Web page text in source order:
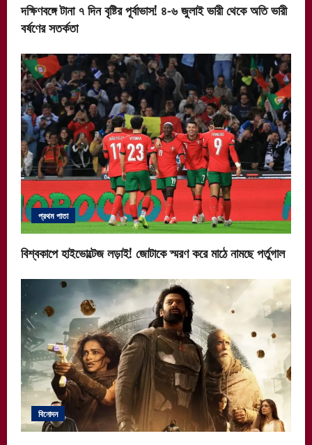
দক্ষিণবঙ্গে টানা ৭ দিন বৃষ্টির পূর্বাভাস! ৪-৬ জুলাই ভারী থেকে অতি ভারী
বর্ষণের সতর্কতা
প্রথম পাতা
বিশ্বকাপে হাইভোল্টেজ লড়াই! জোটাকে স্মরণ করে মাঠে নামছে পর্তুগাল
বিনোদন